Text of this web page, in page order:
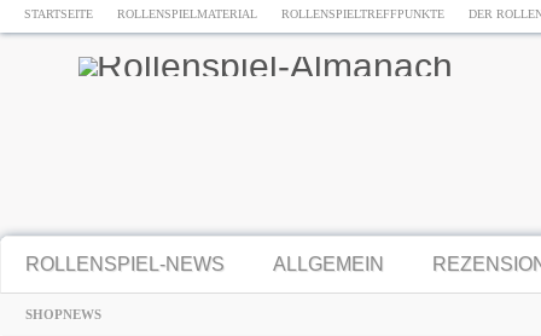
STARTSEITE ROLLENSPIELMATERIAL ROLLENSPIELTREFFPUNKTE DER
ROLLENSPIEL-NEWS
SHOPNEWS
ALLGEMEIN